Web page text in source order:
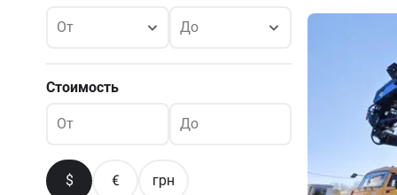
От До
Стоимость
От До
$ € грн